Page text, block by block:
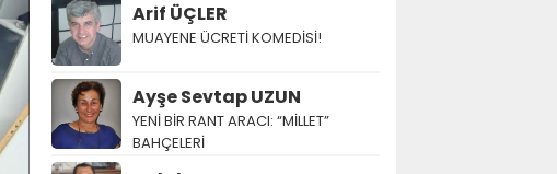
Arif ÜÇLER
MUAYENE ÜCRETİ KOMEDİSİ!
Ayşe Sevtap UZUN
YENİ BİR RANT ARACI: “MİLLET”
BAHÇELERİ